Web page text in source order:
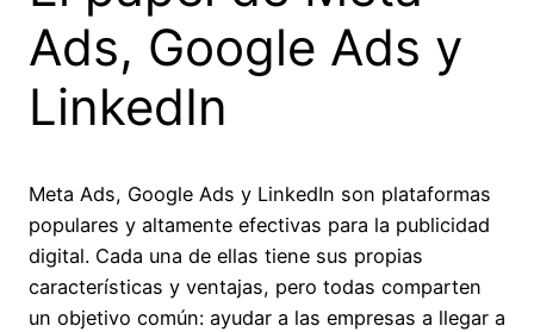
Ads, Google Ads y
LinkedIn
Meta Ads, Google Ads y LinkedIn son plataformas
populares y altamente efectivas para la publicidad
digital. Cada una de ellas tiene sus propias
características y ventajas, pero todas comparten
un objetivo común: ayudar a las empresas a llegar a